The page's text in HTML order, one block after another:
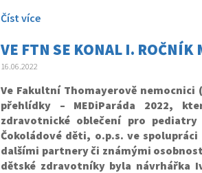
Číst více
VE FTN SE KONAL I.
16.06.2022
Ve Fakultní Thomayerově
přehlídky – MEDiParáda 2022,
zdravotnické oblečení pro
Čokoládové děti, o.p.s. ve
dalšími partnery či známými
dětské zdravotníky byla návrhářka